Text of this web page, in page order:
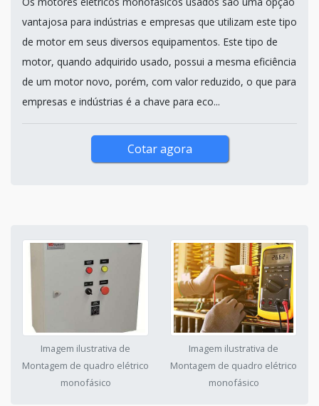
vantajosa para indústrias e empresas que utilizam este tipo
de motor em seus diversos equipamentos. Este tipo de
motor, quando adquirido usado, possui a mesma eficiência
de um motor novo, porém, com valor reduzido, o que para
empresas e indústrias é a chave para eco...
Cotar agora
Imagem ilustrativa de
Montagem de quadro elétrico
monofásico
Imagem ilustrativa de
Montagem de quadro elétrico
monofásico